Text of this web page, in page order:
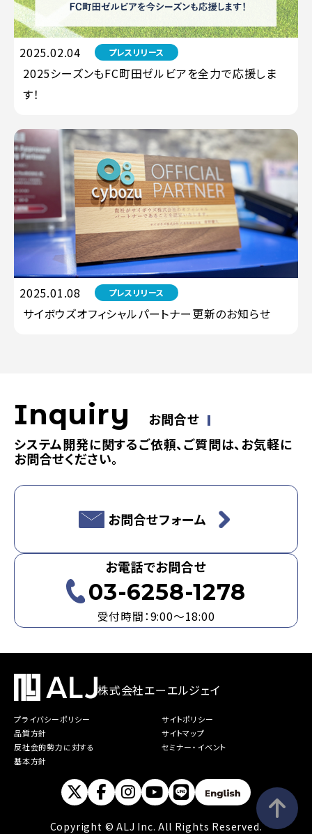
2025.02.04 プレスリリース
2025シーズンもFC町田ゼルビアを全力で応援しま
す！
2025.01.08 プレスリリース
サイボウズオフィシャルパートナー更新のお知らせ
Inquiry
お問合せ
システム開発に関するご依頼、ご質問は、お気軽に
お問合せください。
お問合せフォーム
お電話でお問合せ
03-6258-1278
受付時間：9:00～18:00
株式会社エーエルジェイ
プライバシーポリシー
品質方針
反社会的勢力に対する
基本方針
サイトポリシー
サイトマップ
セミナー・イベント
Copyright © ALJ Inc. All Rights Reserved.